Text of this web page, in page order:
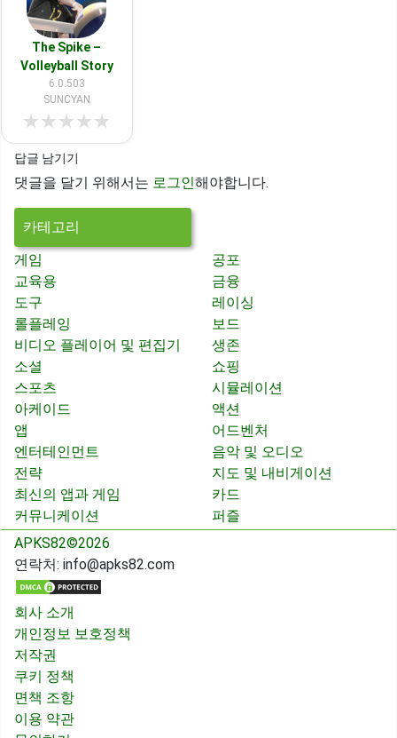
The Spike –
Volleyball Story
6.0.503
SUNCYAN
★★★★★
답글 남기기
댓글을 달기 위해서는 로그인해야합니다.
카테고리
게임
공포
교육용
금융
도구
레이싱
롤플레잉
보드
비디오 플레이어 및 편집기
생존
소셜
쇼핑
스포츠
시뮬레이션
아케이드
액션
앱
어드벤처
엔터테인먼트
음악 및 오디오
전략
지도 및 내비게이션
최신의 앱과 게임
카드
커뮤니케이션
퍼즐
APKS82©2026
연락처: info@apks82.com
회사 소개
개인정보 보호정책
저작권
쿠키 정책
면책 조항
이용 약관